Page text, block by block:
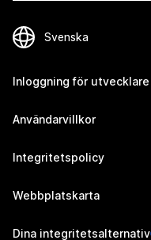
Inloggning för utvecklare
Användarvillkor
Integritetspolicy
Webbplatskarta
Dina integritetsalternativ